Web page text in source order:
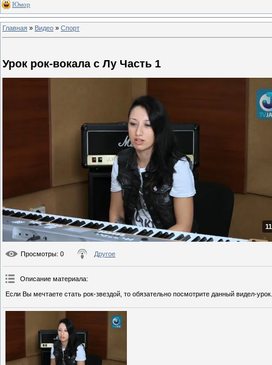
Юмор
Главная » Видео » Спорт
Урок рок-вокала с Лу Часть 1
Просмотры: 0 Другое
Описание материала:
Если Вы мечтаете стать рок-звездой, то обязательно посмотрите данный видел-